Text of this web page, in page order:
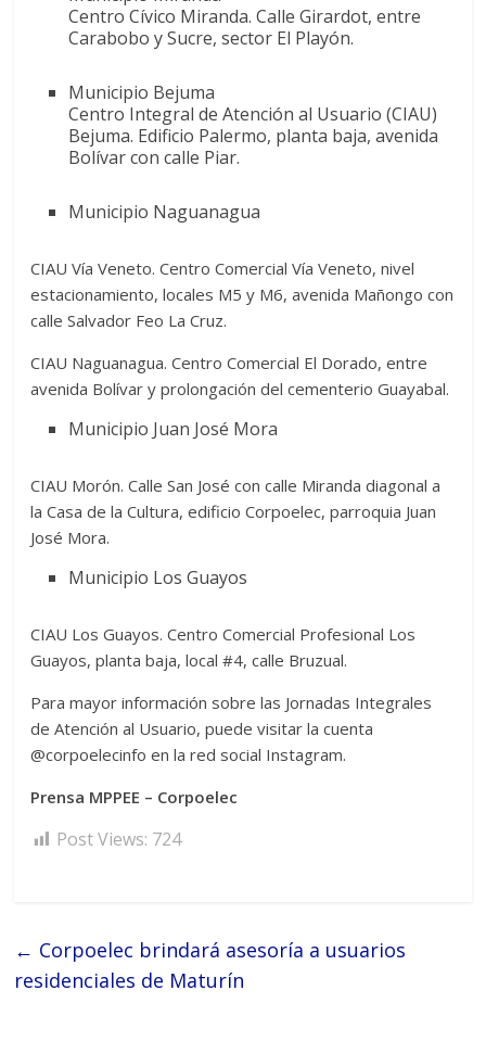
Centro Cívico Miranda. Calle Girardot, entre
Carabobo y Sucre, sector El Playón.
Municipio Bejuma
Centro Integral de Atención al Usuario (CIAU)
Bejuma. Edificio Palermo, planta baja, avenida
Bolívar con calle Piar.
Municipio Naguanagua
CIAU Vía Veneto. Centro Comercial Vía Veneto, nivel
estacionamiento, locales M5 y M6, avenida Mañongo con
calle Salvador Feo La Cruz.
CIAU Naguanagua. Centro Comercial El Dorado, entre
avenida Bolívar y prolongación del cementerio Guayabal.
Municipio Juan José Mora
CIAU Morón. Calle San José con calle Miranda diagonal a
la Casa de la Cultura, edificio Corpoelec, parroquia Juan
José Mora.
Municipio Los Guayos
CIAU Los Guayos. Centro Comercial Profesional Los
Guayos, planta baja, local #4, calle Bruzual.
Para mayor información sobre las Jornadas Integrales
de Atención al Usuario, puede visitar la cuenta
@corpoelecinfo en la red social Instagram.
Prensa MPPEE – Corpoelec
Post Views: 724
← Corpoelec brindará asesoría a usuarios
residenciales de Maturín